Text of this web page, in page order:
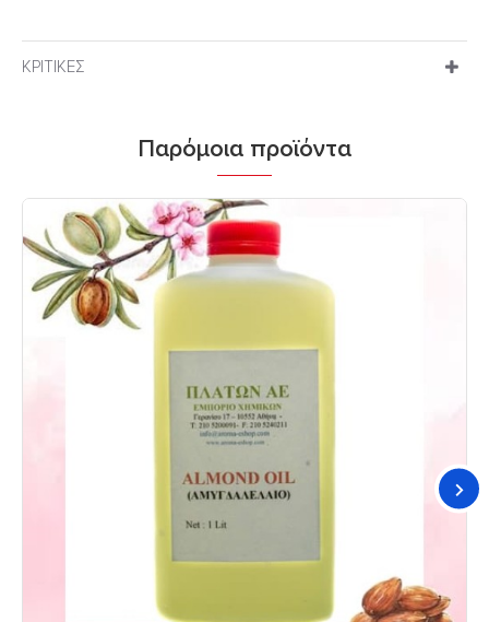
Παρόμοια προϊόντα
ΚΡΙΤΙΚΈΣ